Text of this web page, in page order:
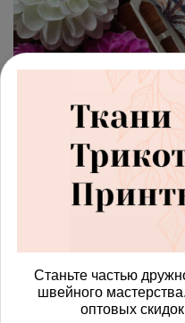
(0)
Ткань
коричневые
с цветами
Получить доступ к
920.00 руб
Станьте частью
швейного
оптовых